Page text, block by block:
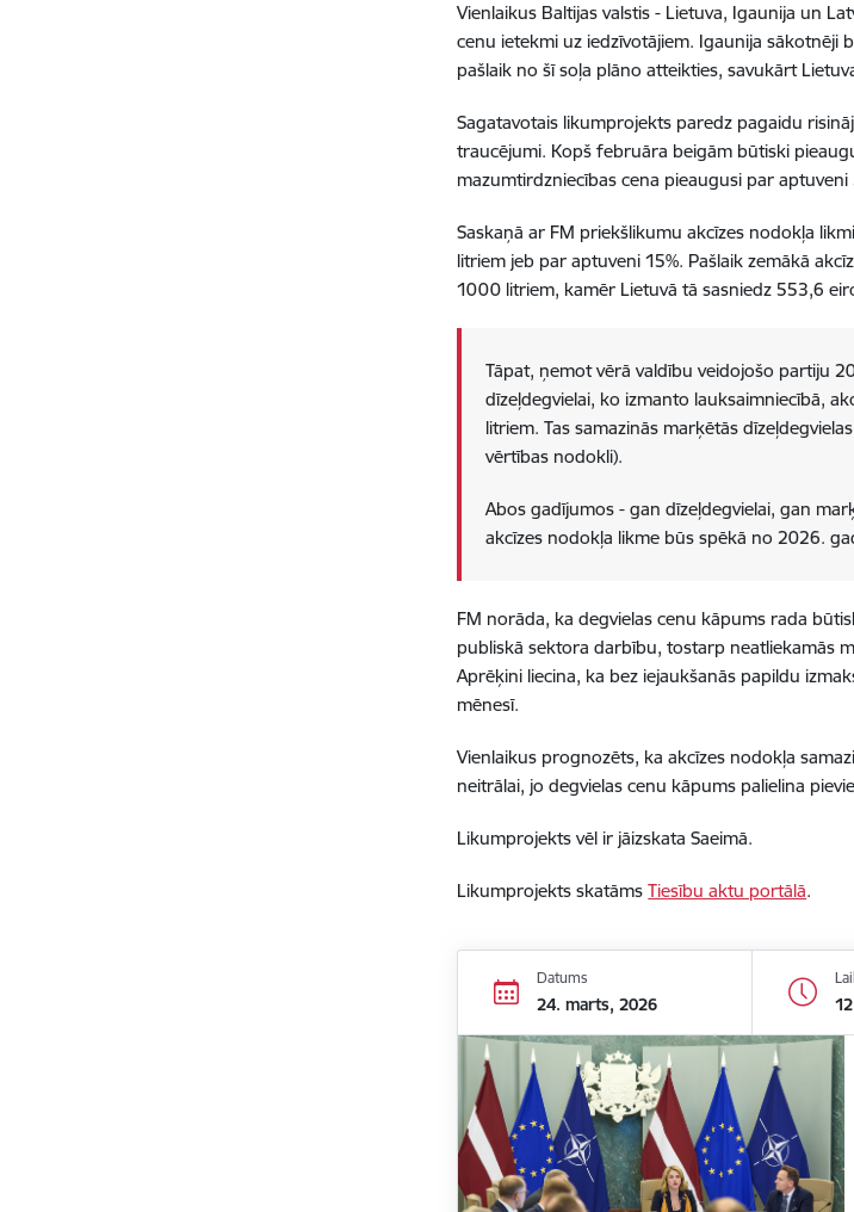
Vienlaikus Baltijas valstis - Lietuva, Igaunija un
cenu ietekmi uz iedzīvotājiem. Igaunija sākotnēji
pašlaik no šī soļa plāno atteikties, savukārt
Sagatavotais likumprojekts paredz pagaidu
traucējumi. Kopš februāra beigām būtiski
mazumtirdzniecības cena pieaugusi par
Saskaņā ar FM priekšlikumu akcīzes nodokļa
litriem jeb par aptuveni 15%. Pašlaik zemākā
1000 litriem, kamēr Lietuvā tā sasniedz 553,6
Tāpat, ņemot vērā valdību veidojošo partiju
dīzeļdegvielai, ko izmanto lauksaimniecībā,
litriem. Tas samazinās marķētās
vērtības nodokli).
Abos gadījumos - gan dīzeļdegvielai, gan
akcīzes nodokļa likme būs spēkā no 2026.
FM norāda, ka degvielas cenu kāpums rada
publiskā sektora darbību, tostarp neatliekamās
Aprēķini liecina, ka bez iejaukšanās papildu
mēnesī.
Vienlaikus prognozēts, ka akcīzes nodokļa
neitrālai, jo degvielas cenu kāpums palielina
Likumprojekts vēl ir jāizskata Saeimā.
Likumprojekts skatāmsTiesību aktu portālā.
Datums
24. marts, 2026